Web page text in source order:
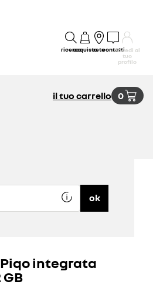
ricercaacquistoretecontattiaccedi al
tuo
profilo
il tuo carrello 0
ok
integrata